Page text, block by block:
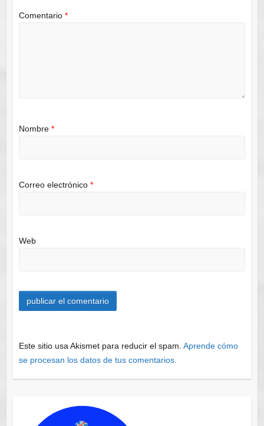
Comentario *
Nombre *
Correo electrónico *
Web
Este sitio usa Akismet para reducir el spam. Aprende cómo
se procesan los datos de tus comentarios.